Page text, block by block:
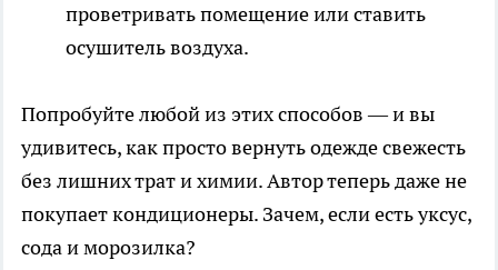
проветривать помещение или ставить
осушитель воздуха.
Попробуйте любой из этих способов — и вы
удивитесь, как просто вернуть одежде свежесть
без лишних трат и химии. Автор теперь даже не
покупает кондиционеры. Зачем, если есть уксус,
сода и морозилка?